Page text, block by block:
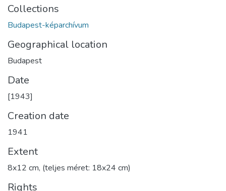
Collections
Budapest-képarchívum
Geographical location
Budapest
Date
[1943]
Creation date
1941
Extent
8x12 cm, (teljes méret: 18x24 cm)
Rights